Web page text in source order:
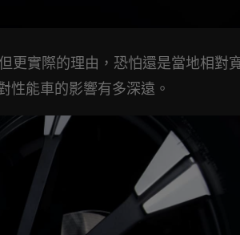
更實際的理由，恐怕還是當地相對
性能車的影響有多深遠。